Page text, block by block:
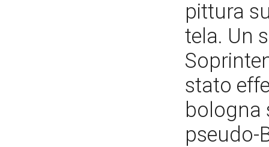
pittura
tela. Un
stato
bologna
pseudo-